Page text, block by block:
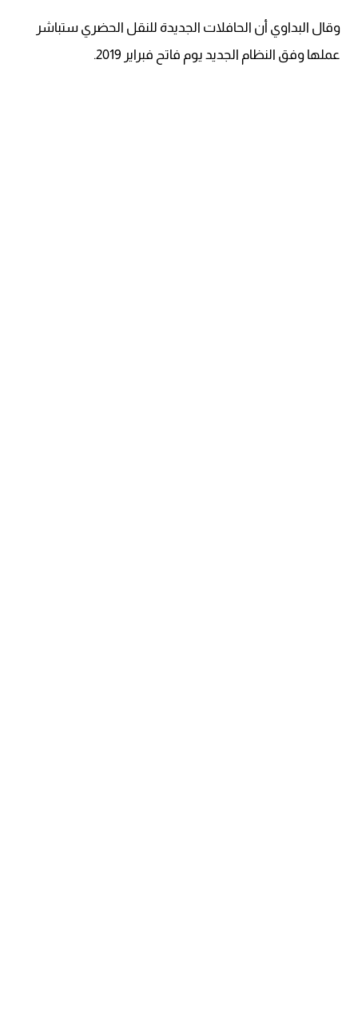
وقال البداوي أن الحافلات الجديدة للنقل الحضري ستباشر
عملها وفق النظام الجديد يوم فاتح فبراير 2019.